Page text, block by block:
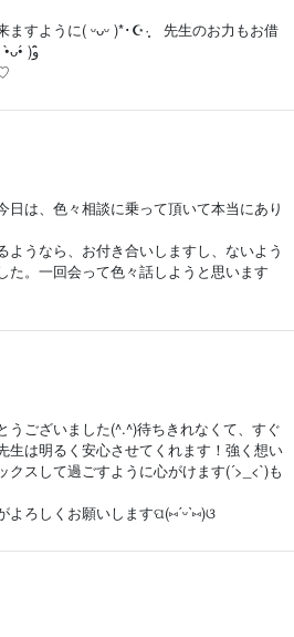
ますように( ᵕᴗᵕ )*･☪·̩͙ 先生のお力もお借
りしながら、私も頑張ります( •̀ᴗ•́ )و ̑̑
日は、色々相談に乗って頂いて本当にあり
ようなら、お付き合いしますし、ないよう
た。一回会って色々話しようと思います
うございました(^.^)待ちきれなくて、すぐ
生は明るく安心させてくれます！強く想い
スして過ごすように心がけます(´>_<`)も
よろしくお願いしますପ(⑅ˊᵕˋ⑅)ଓ